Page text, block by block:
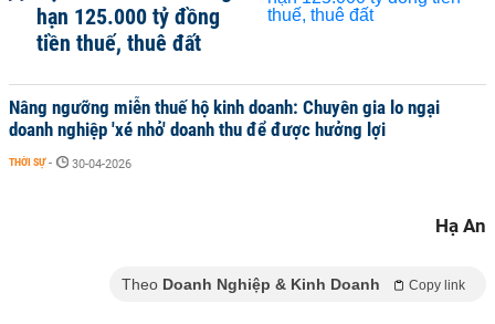
hạn 125.000 tỷ đồng
tiền thuế, thuê đất
Nâng ngưỡng miễn thuế hộ kinh doanh: Chuyên gia lo ngại
doanh nghiệp 'xé nhỏ' doanh thu để được hưởng lợi
THỜI SỰ - 30-04-2026
Hạ An
Theo Doanh Nghiệp & Kinh Doanh Copy link